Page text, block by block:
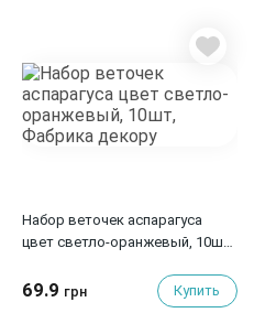
Набор веточек аспарагуса
цвет светло-оранжевый, 10шт,
69.9 грн Купить